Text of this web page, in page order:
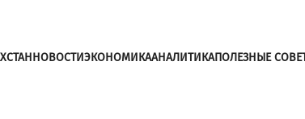
НОВОСТИЭКОНОМИКААНАЛИТИКАПОЛЕЗНЫЕ